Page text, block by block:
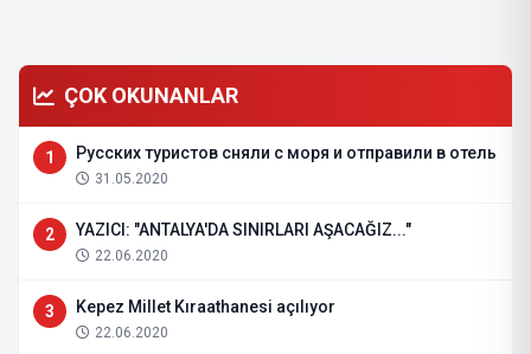
ÇOK OKUNANLAR
1 Русских туристов сняли с моря и отправили в отель
31.05.2020
2 YAZICI: "ANTALYA'DA SINIRLARI AŞACAĞIZ..."
22.06.2020
3 Kepez Millet Kıraathanesi açılıyor
22.06.2020